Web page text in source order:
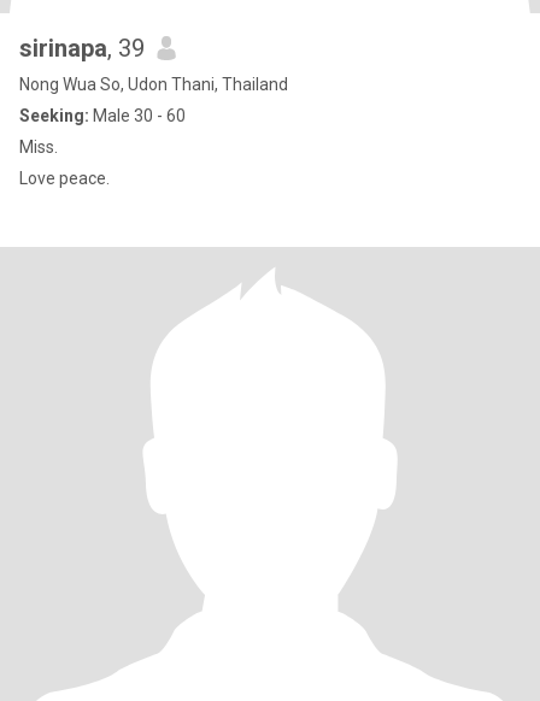
sirinapa, 39
Nong Wua So, Udon Thani, Thailand
Seeking: Male 30 - 60
Miss.
Love peace.